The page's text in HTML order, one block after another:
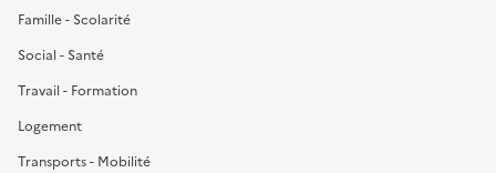
Famille - Scolarité
Social - Santé
Travail - Formation
Logement
Transports - Mobilité